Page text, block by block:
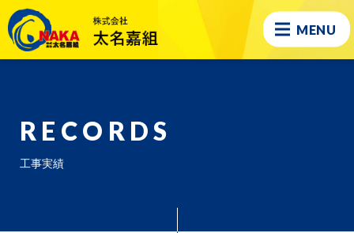
MENU
RECORDS
工事実績